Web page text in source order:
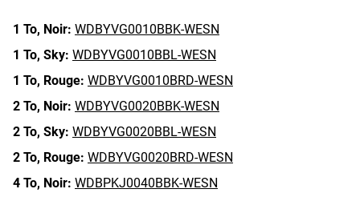
1 To, Noir: WDBYVG0010BBK-WESN
1 To, Sky: WDBYVG0010BBL-WESN
1 To, Rouge: WDBYVG0010BRD-WESN
2 To, Noir: WDBYVG0020BBK-WESN
2 To, Sky: WDBYVG0020BBL-WESN
2 To, Rouge: WDBYVG0020BRD-WESN
4 To, Noir: WDBPKJ0040BBK-WESN